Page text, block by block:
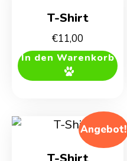
T-Shirt
€11,00
In den Warenkorb
Angebot!